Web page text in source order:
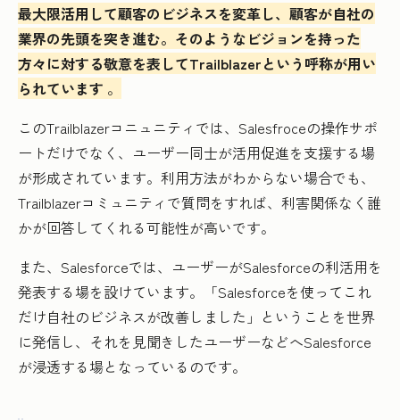
最大限活用して顧客のビジネスを変革し、顧客が自社の
業界の先頭を突き進む。そのようなビジョンを持った
方々に対する敬意を表してTrailblazerという呼称が用い
られています 。
このTrailblazerコニュニティでは、Salesfroceの操作サポ
ートだけでなく、ユーザー同士が活用促進を支援する場
が形成されています。利用方法がわからない場合でも、
Trailblazerコミュニティで質問をすれば、利害関係なく誰
かが回答してくれる可能性が高いです。
また、Salesforceでは、ユーザーがSalesforceの利活用を
発表する場を設けています。「Salesforceを使ってこれ
だけ自社のビジネスが改善しました」ということを世界
に発信し、それを見聞きしたユーザーなどへSalesforce
が浸透する場となっているのです。